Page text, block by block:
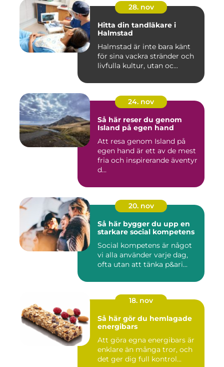
28. nov
Hitta din tandläkare i
Halmstad
Halmstad är inte bara känt
för sina vackra stränder och
livfulla kultur, utan oc...
24. nov
Så här reser du genom
Island på egen hand
Att resa genom Island på
egen hand är ett av de mest
fria och inspirerande äventyr
d...
20. nov
Så här bygger du upp en
starkare social kompetens
Social kompetens är något
vi alla använder varje dag,
ofta utan att tänka p&ari...
18. nov
Så här gör du hemlagade
energibars
Att göra egna energibars är
enklare än många tror, och
det ger dig full kontrol...